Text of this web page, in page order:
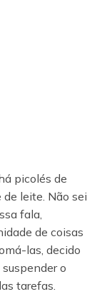
picolés de
de leite. Não sei
fala,
de coisas
las, decido
o
tarefas.